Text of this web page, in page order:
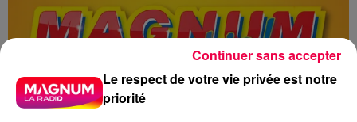
Le respect de votre vie privée est notre
priorité
Continuer sans accepter